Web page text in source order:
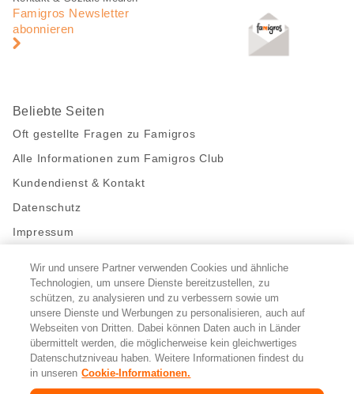
Navigation
Famigros Newsletter
abonnieren
Beliebte Seiten
Oft gestellte Fragen zu Famigros
Alle Informationen zum Famigros Club
Kundendienst & Kontakt
Datenschutz
Impressum
Bleibe mit uns in Kontakt
Facebook
https://twitter.com/migros
https://www.youtube.com/user/
PinterestInstagram
Cookie-Einstellungen
FR IT
Wir und unsere Partner verwenden Cookies und ähnliche
Technologien, um unsere Dienste bereitzustellen, zu
schützen, zu analysieren und zu verbessern sowie um
unsere Dienste und Werbungen zu personalisieren, auch auf
Webseiten von Dritten. Dabei können Daten auch in Länder
übermittelt werden, die möglicherweise kein gleichwertiges
Datenschutzniveau haben. Weitere Informationen findest du
in unseren Cookie-Informationen.